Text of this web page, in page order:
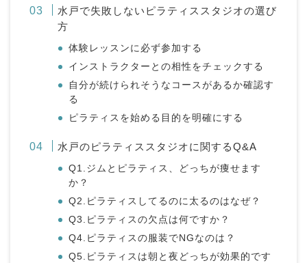
水戸で失敗しないピラティススタジオの選び
方
体験レッスンに必ず参加する
インストラクターとの相性をチェックする
自分が続けられそうなコースがあるか確認す
る
ピラティスを始める目的を明確にする
水戸のピラティススタジオに関するQ&A
Q1.ジムとピラティス、どっちが痩せます
か？
Q2.ピラティスしてるのに太るのはなぜ？
Q3.ピラティスの欠点は何ですか？
Q4.ピラティスの服装でNGなのは？
Q5.ピラティスは朝と夜どっちが効果的です